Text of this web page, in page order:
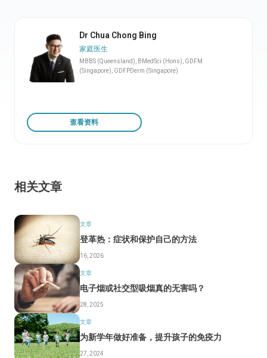
Dr Chua Chong Bing
家庭医生
MBBS (Queensland), BMedSci (Hons), GDFM
(Singapore), GDFPDerm (Singapore)
查看资料
相关文章
文章
登革热：症状和保护自己的方法
16, 2026
文章
电子烟或社交型吸烟真的无害吗？
28, 2025
文章
为新学年做好准备，提升孩子的免疫力
27, 2024